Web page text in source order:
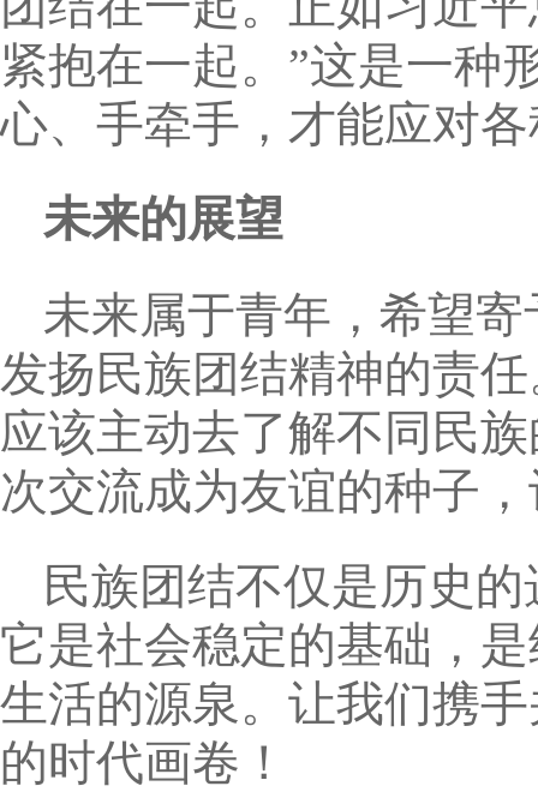
紧抱在一起。”这是一种
心、手牵手，才能应对
未来的展望
未来属于青年，希望
发扬民族团结精神的责
应该主动去了解不同民
次交流成为友谊的种子
民族团结不仅是历史
它是社会稳定的基础，
生活的源泉。让我们携
的时代画卷！